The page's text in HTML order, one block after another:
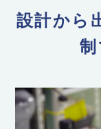
設計から
制